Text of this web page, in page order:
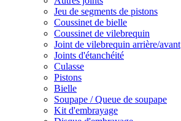
Jeu de segments de pistons
Coussinet de bielle
Coussinet de vilebrequin
Joint de vilebrequin arrière/avant
Joints d'étanchéité
Culasse
Pistons
Bielle
Soupape / Queue de soupape
Kit d'embrayage